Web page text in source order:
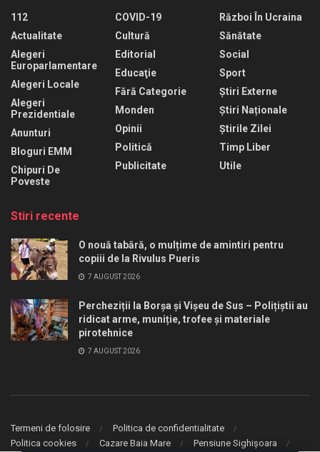
112
Actualitate
Alegeri
Europarlamentare
Alegeri Locale
Alegeri
Prezidentiale
Anunturi
Bloguri EMM
Chipuri De
Poveste
COVID-19
Cultură
Editorial
Educaţie
Fără Categorie
Monden
Opinii
Politică
Publicitate
Război În Ucraina
Sănătate
Social
Sport
Știri Externe
Știri Naționale
Știrile Zilei
Timp Liber
Utile
Stiri recente
O nouă tabără, o mulțime de amintiri pentru
copiii de la Rivulus Pueris
7 AUGUST 2026
Percheziții la Borșa și Vișeu de Sus – Polițiștii au
ridicat arme, muniție, trofee și materiale
pirotehnice
7 AUGUST 2026
Termeni de folosire
Politica de confidentialitate
Politica cookies
Cazare Baia Mare Pensiune Sighișoara